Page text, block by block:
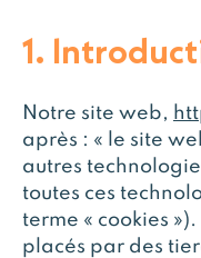
1.
Notre site web,
après : « le site
autres
toutes ces
terme « cookies
placés par des